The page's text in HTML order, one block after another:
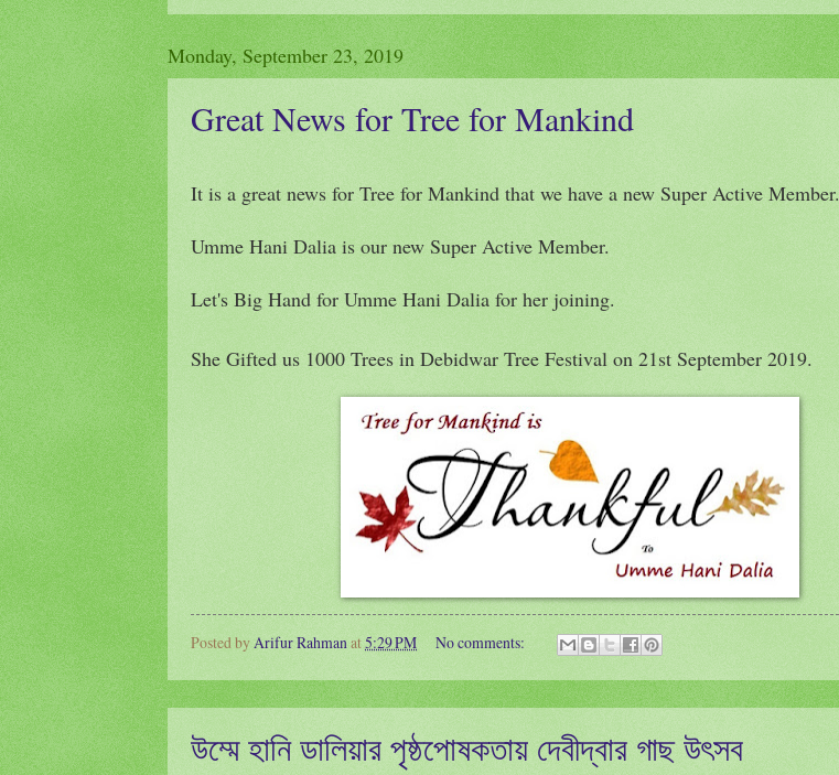
Monday, September 23, 2019
Great News for Tree for Mankind
It is a great news for Tree for Mankind that we have a new Super Active Member.
Umme Hani Dalia is our new Super Active Member.
Let's Big Hand for Umme Hani Dalia for her joining.
She Gifted us 1000 Trees in Debidwar Tree Festival on 21st September 2019.
Posted by Arifur Rahman at5:29 PM No comments:
উম্মে হানি ডালিয়ার পৃষ্ঠপোষকতায় দেবীদ্বার গাছ উৎসব